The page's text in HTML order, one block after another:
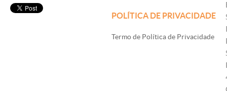
POLÍTICA DE PRIVACIDADE
Termo de Política de Privacidade